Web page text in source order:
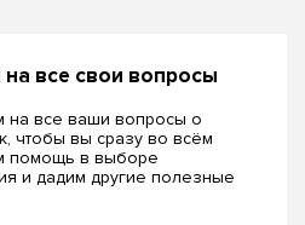
все свои вопросы
на все ваши вопросы о
чтобы вы сразу во всём
помощь в выборе
и дадим другие полезные